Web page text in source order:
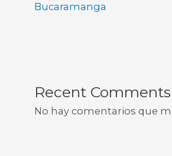
Bucaramanga
Recent Comments
No hay comentarios que